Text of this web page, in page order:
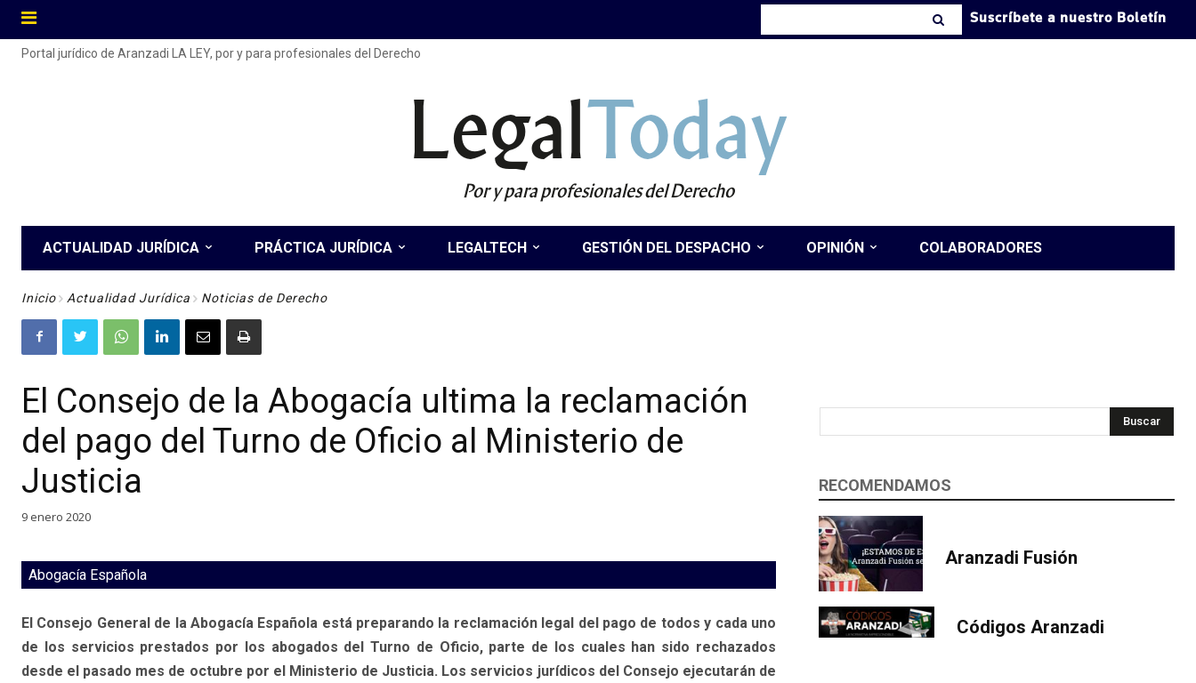
Suscríbete a nuestro Boletín
Portal jurídico de Aranzadi LA LEY, por y para profesionales del Derecho
LegalToday
Por y para profesionales del Derecho
ACTUALIDAD JURÍDICA PRÁCTICA JURÍDICA LEGALTECH GESTIÓN DEL DESPACHO OPINIÓN COLABORADORES
Inicio Actualidad Jurídica Noticias de Derecho
El Consejo de la Abogacía ultima la reclamación
del pago del Turno de Oficio al Ministerio de
Justicia
9 enero 2020
Abogacía Española
El Consejo General de la Abogacía Española está preparando la reclamación legal del pago de todos y cada uno
de los servicios prestados por los abogados del Turno de Oficio, parte de los cuales han sido rechazados
desde el pasado mes de octubre por el Ministerio de Justicia. Los servicios jurídicos del Consejo ejecutarán de
Buscar
RECOMENDAMOS
Aranzadi Fusión
Códigos Aranzadi